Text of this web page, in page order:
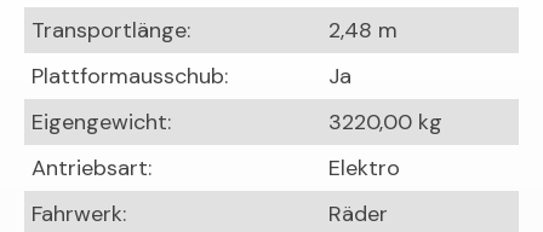
Transportlänge:
2,48 m
Plattformausschub:
Ja
Eigengewicht:
3220,00 kg
Antriebsart:
Elektro
Fahrwerk:
Räder